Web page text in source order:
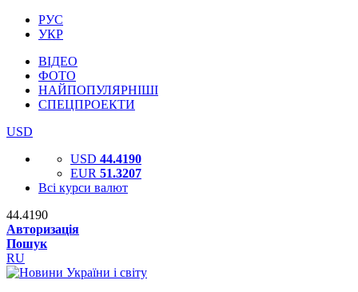
РУС
УКР
ВІДЕО
ФОТО
НАЙПОПУЛЯРНІШІ
СПЕЦПРОЕКТИ
USD
USD 44.4190
EUR 51.3207
Всі курси валют
44.4190
Авторизація
Пошук
RU